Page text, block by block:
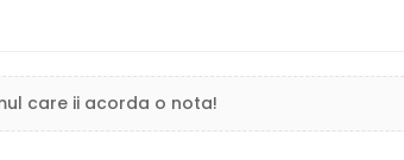
care ii acorda o nota!